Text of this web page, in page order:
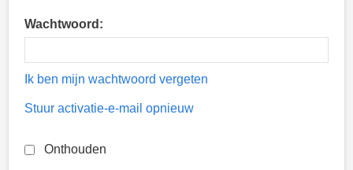
Wachtwoord:
Ik ben mijn wachtwoord vergeten
Stuur activatie-e-mail opnieuw
Onthouden